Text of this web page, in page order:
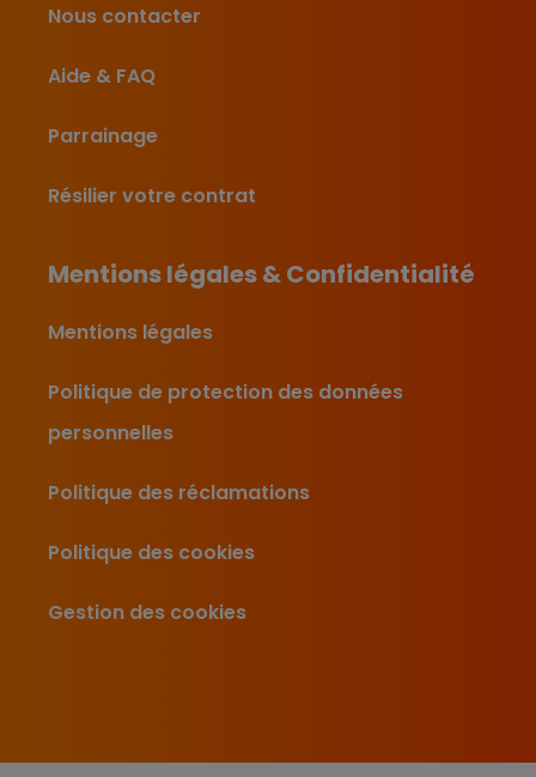
Nous contacter
Aide & FAQ
Parrainage
Résilier votre contrat
Mentions légales & Confidentialité
Mentions légales
Politique de protection des données
personnelles
Politique des réclamations
Politique des cookies
Gestion des cookies